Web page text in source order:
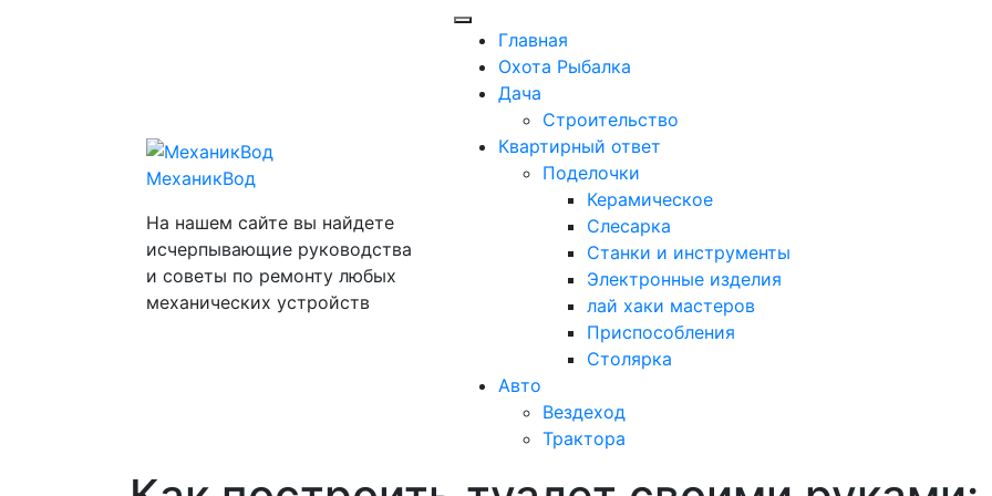
МеханикВод
На нашем сайте вы найдете
исчерпывающие руководства
и советы по ремонту любых
механических устройств
Открыть
меню
Главная
Охота Рыбалка
Дача
Строительство
Квартирный ответ
Поделочки
Керамическое
Слесарка
Станки и инструменты
Электронные изделия
лай хаки мастеров
Приспособления
Столярка
Авто
Вездеход
Трактора
Закрыть